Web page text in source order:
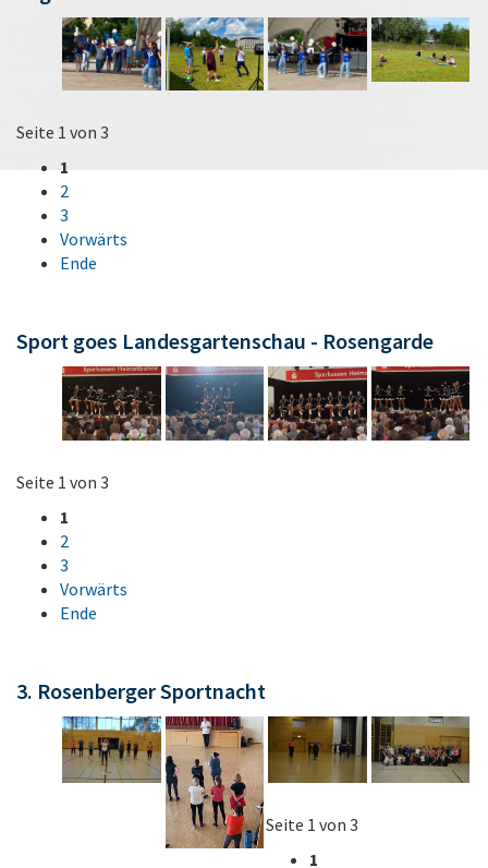
Seite 1 von 3
1
2
3
Vorwärts
Ende
Sport goes Landesgartenschau - Rosengarde
Seite 1 von 3
1
2
3
Vorwärts
Ende
3. Rosenberger Sportnacht
Seite 1 von 3
1